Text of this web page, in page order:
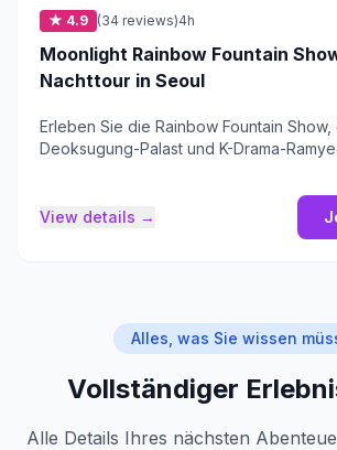
★ 4.9 (34 reviews)4h
Moonlight Rainbow Fountain
Nachttour in Seoul
Erleben Sie die Rainbow Fountain Show,
Deoksugung-Palast und K-Drama-
View details →
Alles, was Sie wissen
Vollständiger
Alle Details Ihres nächsten